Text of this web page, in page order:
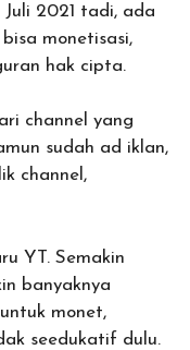
2021 tadi, ada
monetisasi,
hak cipta.
channel yang
sudah ad iklan,
channel,
YT. Semakin
banyaknya
monet,
seedukatif dulu.